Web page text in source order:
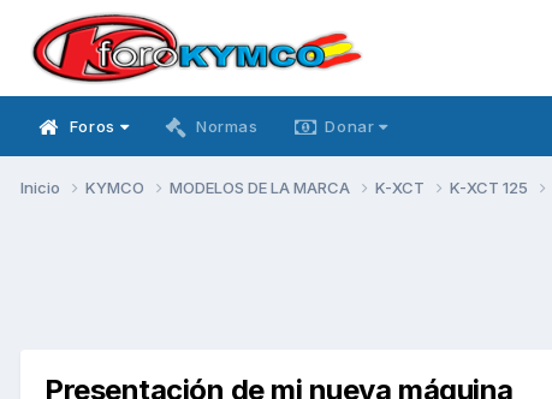
Foros Normas Donar
Inicio KYMCO MODELOS DE LA MARCA K-XCT K-XCT 125
Presentación de mi nueva máquina